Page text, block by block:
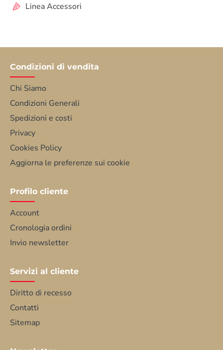
Linea Accessori
Condizioni di vendita
Chi Siamo
Condizioni Generali
Spedizioni e costi
Privacy
Cookies Policy
Aggiorna le preferenze sui cookie
Profilo cliente
Account
Cronologia ordini
Invio newsletter
Servizi al cliente
Diritto di recesso
Contatti
Sitemap